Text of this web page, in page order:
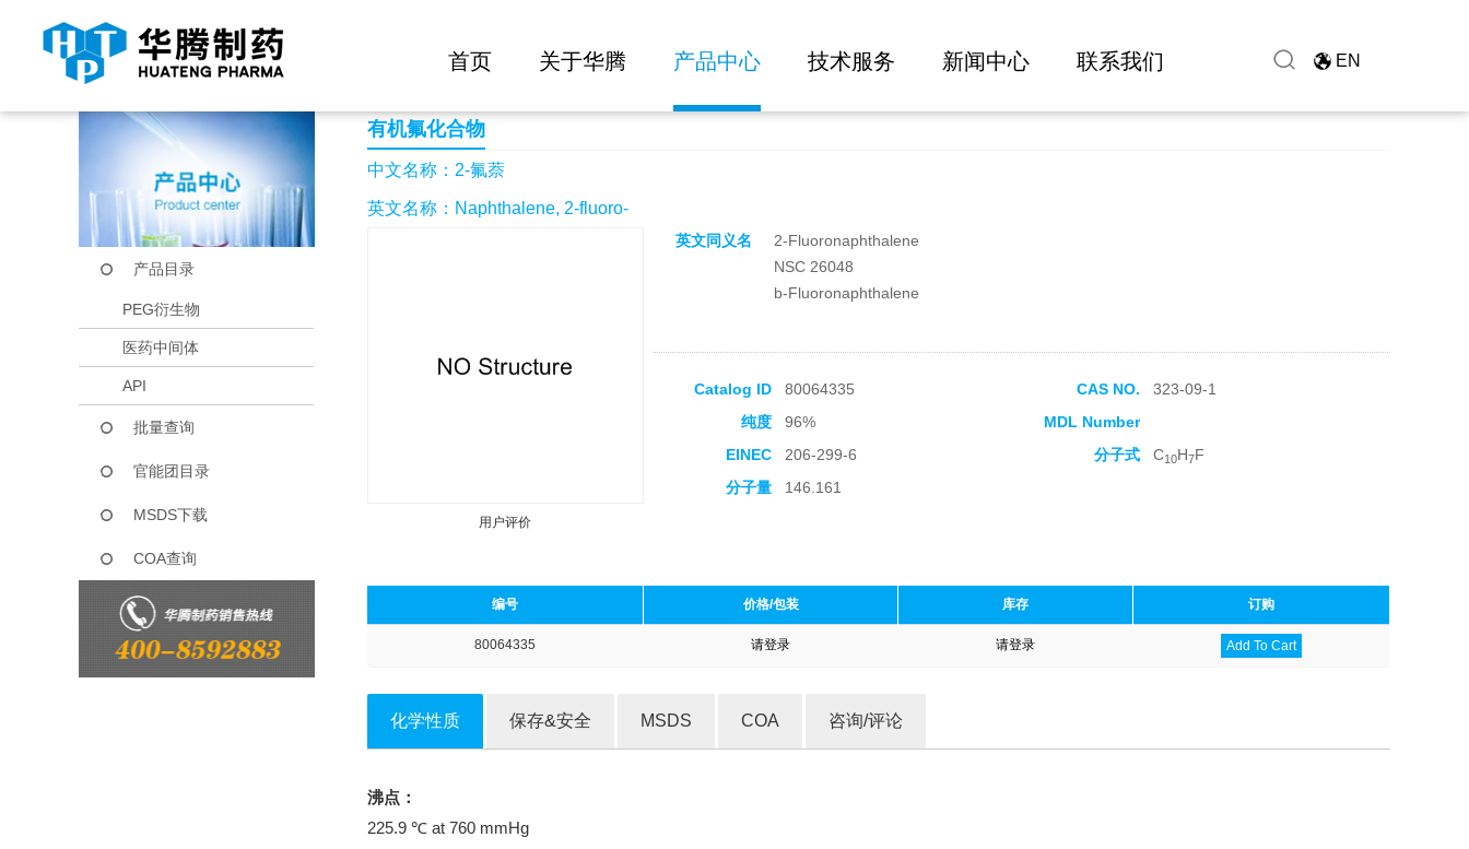
首页 关于华腾 产品中心 技术服务 新闻中心 联系我们 EN
当前位置： 首页 产品中心
产品目录
PEG衍生物
医药中间体
API
批量查询
官能团目录
MSDS下载
COA查询
有机氟化合物
中文名称：2-氟萘
英文名称：Naphthalene, 2-fluoro-
用户评价
英文同义名
2-Fluoronaphthalene
NSC 26048
b-Fluoronaphthalene
Catalog ID 80064335 CAS NO.
323-09-1
纯度
96%
MDL Number
EINEC
206-299-6 分子式 C10H7F
分子量
146.161
编号 价格/包装 库存 订购
80064335 请登录 请登录 Add To Cart
化学性质 保存&安全 MSDS COA 咨询/评论
沸点：
225.9 ℃ at 760 mmHg